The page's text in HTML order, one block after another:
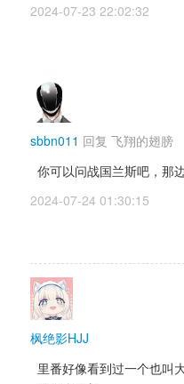
2024-07-23 22:02:32
sbbn011 回复 飞翔的翅膀
你可以问战国兰斯吧，那
2024-07-24 01:30:15
枫绝影HJJ
里番好像看到过一个也叫